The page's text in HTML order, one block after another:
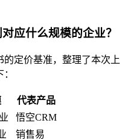
应什么规模的企业？
的定价基准，整理了本次上
代表产品
悟空CRM
销售易